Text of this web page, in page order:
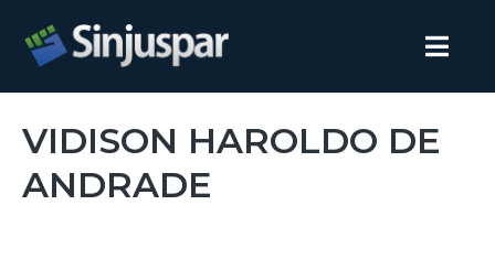
VIDISON HAROLDO DE
ANDRADE